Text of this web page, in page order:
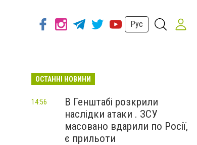
Рус
ОСТАННІ НОВИНИ
В Генштабі розкрили
наслідки атаки . ЗСУ
масовано вдарили по Росії,
є прильоти
14:56